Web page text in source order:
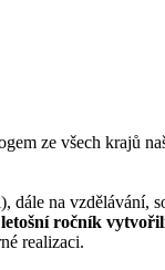
ze všech krajů
dále na vzdělávání,
ročník
realizaci.